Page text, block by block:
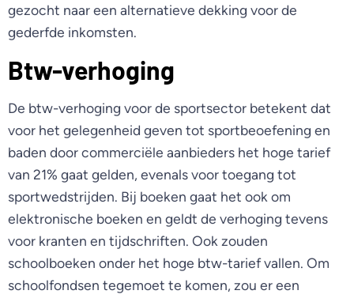
gezocht naar een alternatieve dekking voor de
gederfde inkomsten.
Btw-verhoging
De btw-verhoging voor de sportsector betekent dat
voor het gelegenheid geven tot sportbeoefening en
baden door commerciële aanbieders het hoge tarief
van 21% gaat gelden, evenals voor toegang tot
sportwedstrijden. Bij boeken gaat het ook om
elektronische boeken en geldt de verhoging tevens
voor kranten en tijdschriften. Ook zouden
schoolboeken onder het hoge btw-tarief vallen. Om
schoolfondsen tegemoet te komen, zou er een